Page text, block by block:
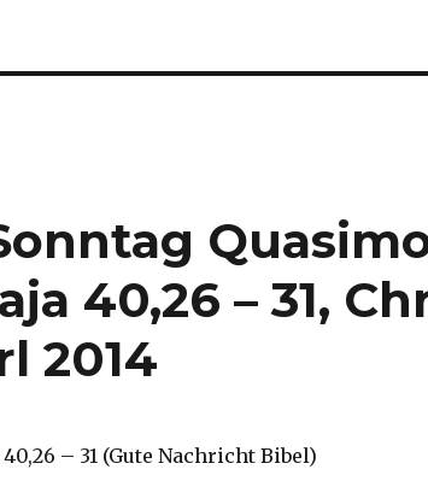
40,26 – 31,
2014
40,26 – 31 (Gute Nachricht Bibel)